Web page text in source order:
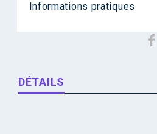
Informations pratiques
DÉTAILS